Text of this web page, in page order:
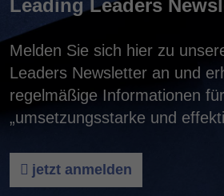
Leading Leaders
Melden Sie sich hier zu
Leaders Newsletter an und
regelmäßige Informationen
„umsetzungsstarke und
jetzt anmelden